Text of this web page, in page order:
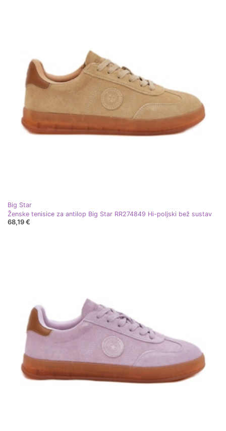
Big Star
Ženske tenisice za antilop Big Star RR274849 Hi-poljski bež sustav
68,19 €